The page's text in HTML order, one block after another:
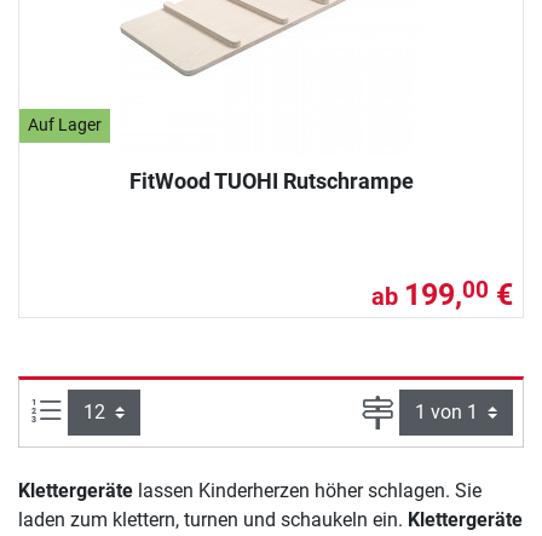
Auf Lager
FitWood TUOHI Rutschrampe
ab 199,00 €
Artikel pro Seite: Seite
Klettergeräte lassen Kinderherzen höher schlagen. Sie
laden zum klettern, turnen und schaukeln ein. Klettergeräte